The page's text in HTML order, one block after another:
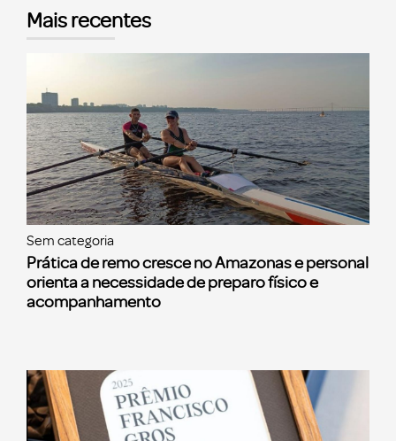
Mais recentes
Sem categoria
Prática de remo cresce no Amazonas e personal
orienta a necessidade de preparo físico e
acompanhamento